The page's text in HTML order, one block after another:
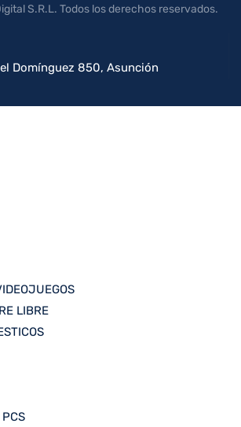
Domínguez 850, Asunción
S.R.L. Todos los derechos reservados.
LIBRE
PCS